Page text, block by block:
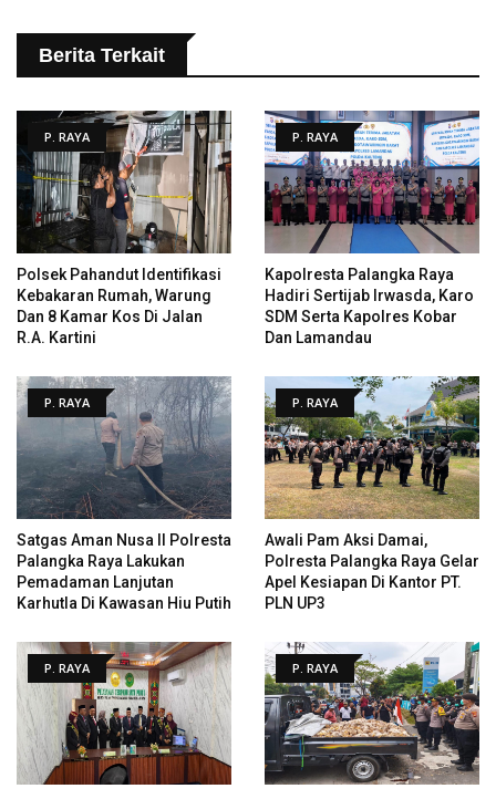
Berita Terkait
P. RAYA
Polsek Pahandut Identifikasi
Kebakaran Rumah, Warung
Dan 8 Kamar Kos Di Jalan
R.A. Kartini
P. RAYA
Kapolresta Palangka Raya
Hadiri Sertijab Irwasda, Karo
SDM Serta Kapolres Kobar
Dan Lamandau
P. RAYA
Satgas Aman Nusa II Polresta
Palangka Raya Lakukan
Pemadaman Lanjutan
Karhutla Di Kawasan Hiu Putih
P. RAYA
Awali Pam Aksi Damai,
Polresta Palangka Raya Gelar
Apel Kesiapan Di Kantor PT.
PLN UP3
P. RAYA P. RAYA